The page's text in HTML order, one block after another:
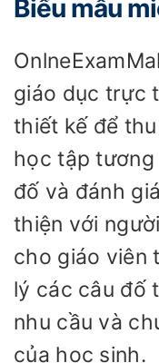
Biểu mẫu
giáo dục trực
thiết kế để
học tập
đố và đánh
thiện với
cho giáo viên
lý các câu đố
nhu cầu và
của học sinh.